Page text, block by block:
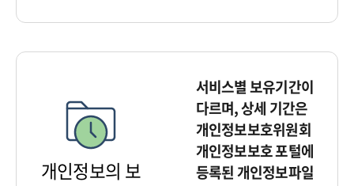
개인정보의 보
서비스별 보유기간이
다르며, 상세 기간은
개인정보보호위원회
개인정보보호 포털에
등록된 개인정보파일